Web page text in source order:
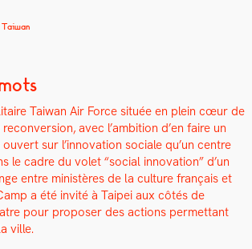
Taiwan
Tai­wan Air Force située en plein cœur de
avec l’ambition d’en faire un
sur l’in­no­va­tion sociale qu’un cen­tre
le cadre du volet “social inno­va­tion” d’un
entre min­istères de la cul­ture français et
a été invité à Taipei aux côtés de
pour pro­pos­er des actions per­me­t­tant
ville.